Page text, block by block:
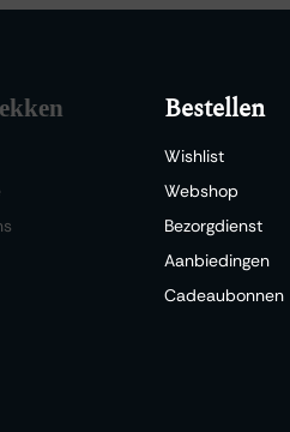
Bestellen
Wishlist
Webshop
Bezorgdienst
Aanbiedingen
Cadeaubonnen